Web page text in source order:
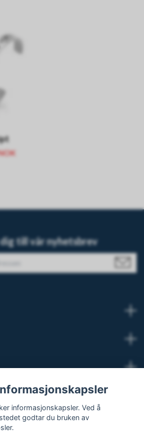
till vår nyhetsbrev
informasjonskapsler. Ved å
godtar du bruken av